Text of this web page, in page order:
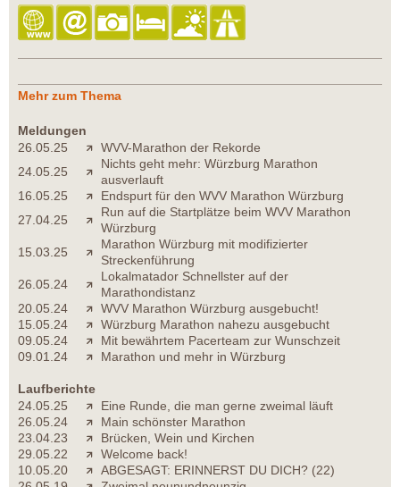
Mehr zum Thema
Meldungen
26.05.25
WVV-Marathon der Rekorde
24.05.25
Nichts geht mehr: Würzburg Marathon
ausverlauft
16.05.25
Endspurt für den WVV Marathon Würzburg
27.04.25
Run auf die Startplätze beim WVV Marathon
Würzburg
15.03.25
Marathon Würzburg mit modifizierter
Streckenführung
26.05.24
Lokalmatador Schnellster auf der
Marathondistanz
20.05.24
WVV Marathon Würzburg ausgebucht!
15.05.24
Würzburg Marathon nahezu ausgebucht
09.05.24
Mit bewährtem Pacerteam zur Wunschzeit
09.01.24
Marathon und mehr in Würzburg
Laufberichte
24.05.25
Eine Runde, die man gerne zweimal läuft
26.05.24
Main schönster Marathon
23.04.23
Brücken, Wein und Kirchen
29.05.22
Welcome back!
10.05.20
ABGESAGT: ERINNERST DU DICH? (22)